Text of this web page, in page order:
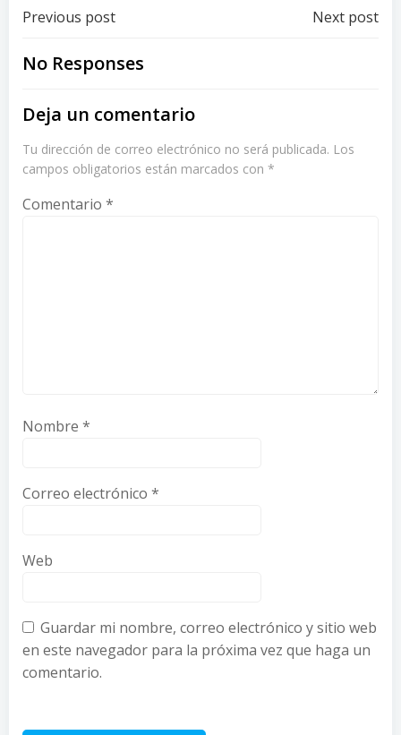
Post
navigation
Previous post Next post
No Responses
Deja un comentario
Tu dirección de correo electrónico no será publicada. Los
campos obligatorios están marcados con *
Comentario *
Nombre *
Correo electrónico *
Web
Guardar mi nombre, correo electrónico y sitio web
en este navegador para la próxima vez que haga un
comentario.